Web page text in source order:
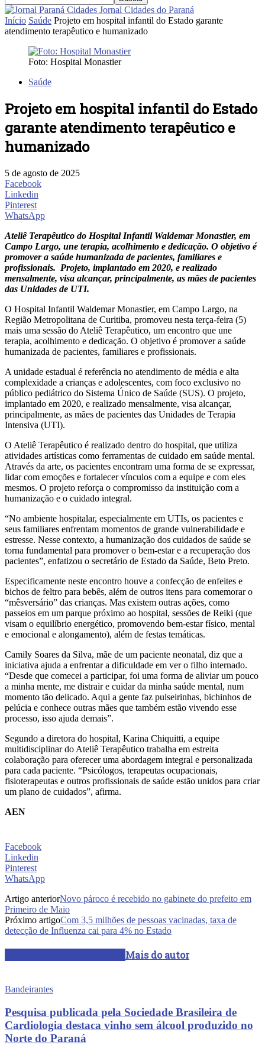
Jornal Cidades do Paraná
Início Saúde Projeto em hospital infantil do Estado garante
atendimento terapêutico e humanizado
Foto: Hospital Monastier
Saúde
Projeto em hospital infantil do Estado
garante atendimento terapêutico e
humanizado
5 de agosto de 2025
Facebook
Linkedin
Pinterest
WhatsApp
Ateliê Terapêutico do Hospital Infantil Waldemar Monastier, em
Campo Largo, une terapia, acolhimento e dedicação. O objetivo é
promover a saúde humanizada de pacientes, familiares e
profissionais. Projeto, implantado em 2020, e realizado
mensalmente, visa alcançar, principalmente, as mães de pacientes
das Unidades de UTI.
O Hospital Infantil Waldemar Monastier, em Campo Largo, na
Região Metropolitana de Curitiba, promoveu nesta terça-feira (5)
mais uma sessão do Ateliê Terapêutico, um encontro que une
terapia, acolhimento e dedicação. O objetivo é promover a saúde
humanizada de pacientes, familiares e profissionais.
A unidade estadual é referência no atendimento de média e alta
complexidade a crianças e adolescentes, com foco exclusivo no
público pediátrico do Sistema Único de Saúde (SUS). O projeto,
implantado em 2020, e realizado mensalmente, visa alcançar,
principalmente, as mães de pacientes das Unidades de Terapia
Intensiva (UTI).
O Ateliê Terapêutico é realizado dentro do hospital, que utiliza
atividades artísticas como ferramentas de cuidado em saúde mental.
Através da arte, os pacientes encontram uma forma de se expressar,
lidar com emoções e fortalecer vínculos com a equipe e com eles
mesmos. O projeto reforça o compromisso da instituição com a
humanização e o cuidado integral.
“No ambiente hospitalar, especialmente em UTIs, os pacientes e
seus familiares enfrentam momentos de grande vulnerabilidade e
estresse. Nesse contexto, a humanização dos cuidados de saúde se
torna fundamental para promover o bem-estar e a recuperação dos
pacientes”, enfatizou o secretário de Estado da Saúde, Beto Preto.
Especificamente neste encontro houve a confecção de enfeites e
bichos de feltro para bebês, além de outros itens para comemorar o
“mêsversário” das crianças. Mas existem outras ações, como
passeios em um parque próximo ao hospital, sessões de Reiki (que
visam o equilíbrio energético, promovendo bem-estar físico, mental
e emocional e alongamento), além de festas temáticas.
Camily Soares da Silva, mãe de um paciente neonatal, diz que a
iniciativa ajuda a enfrentar a dificuldade em ver o filho internado.
“Desde que comecei a participar, foi uma forma de aliviar um pouco
a minha mente, me distrair e cuidar da minha saúde mental, num
momento tão delicado. Aqui a gente faz pulseirinhas, bichinhos de
pelúcia e conhece outras mães que também estão vivendo esse
processo, isso ajuda demais”.
Segundo a diretora do hospital, Karina Chiquitti, a equipe
multidisciplinar do Ateliê Terapêutico trabalha em estreita
colaboração para oferecer uma abordagem integral e personalizada
para cada paciente. “Psicólogos, terapeutas ocupacionais,
fisioterapeutas e outros profissionais de saúde estão unidos para criar
um plano de cuidados”, afirma.
AEN
Facebook
Linkedin
Pinterest
WhatsApp
Artigo anteriorNovo pároco é recebido no gabinete do prefeito em
Primeiro de Maio
Próximo artigoCom 3,5 milhões de pessoas vacinadas, taxa de
detecção de Influenza cai para 4% no Estado
Mais do autor
Bandeirantes
Pesquisa publicada pela Sociedade Brasileira de
Cardiologia destaca vinho sem álcool produzido no
Norte do Paraná